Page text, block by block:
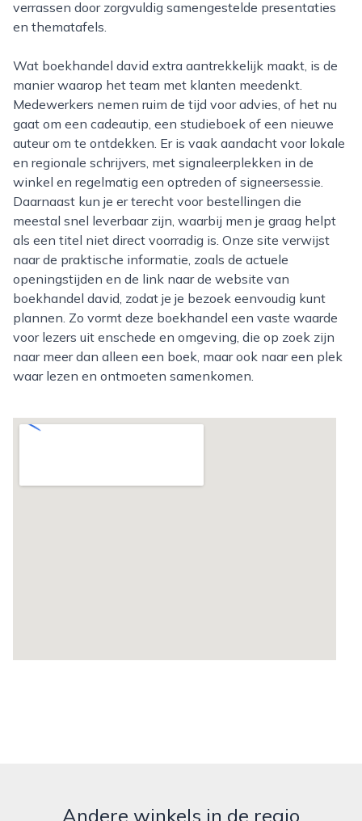
verrassen door zorgvuldig samengestelde presentaties
en thematafels.
Wat boekhandel david extra aantrekkelijk maakt, is de
manier waarop het team met klanten meedenkt.
Medewerkers nemen ruim de tijd voor advies, of het nu
gaat om een cadeautip, een studieboek of een nieuwe
auteur om te ontdekken. Er is vaak aandacht voor lokale
en regionale schrijvers, met signaleerplekken in de
winkel en regelmatig een optreden of signeersessie.
Daarnaast kun je er terecht voor bestellingen die
meestal snel leverbaar zijn, waarbij men je graag helpt
als een titel niet direct voorradig is. Onze site verwijst
naar de praktische informatie, zoals de actuele
openingstijden en de link naar de website van
boekhandel david, zodat je je bezoek eenvoudig kunt
plannen. Zo vormt deze boekhandel een vaste waarde
voor lezers uit enschede en omgeving, die op zoek zijn
naar meer dan alleen een boek, maar ook naar een plek
waar lezen en ontmoeten samenkomen.
Andere winkels in de regio